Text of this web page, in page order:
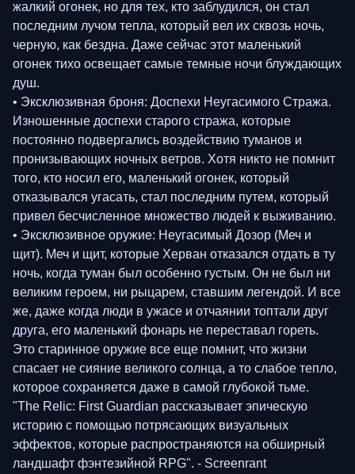
жалкий огонек, но для тех, кто заблудился, он стал
последним лучом тепла, который вел их сквозь ночь,
черную, как бездна. Даже сейчас этот маленький
огонек тихо освещает самые темные ночи блуждающих
душ.
• Эксклюзивная броня: Доспехи Неугасимого Стража.
Изношенные доспехи старого стража, которые
постоянно подвергались воздействию туманов и
пронизывающих ночных ветров. Хотя никто не помнит
того, кто носил его, маленький огонек, который
отказывался угасать, стал последним путем, который
привел бесчисленное множество людей к выживанию.
• Эксклюзивное оружие: Неугасимый Дозор (Меч и
щит). Меч и щит, которые Херван отказался отдать в ту
ночь, когда туман был особенно густым. Он не был ни
великим героем, ни рыцарем, ставшим легендой. И все
же, даже когда люди в ужасе и отчаянии топтали друг
друга, его маленький фонарь не переставал гореть.
Это старинное оружие все еще помнит, что жизни
спасает не сияние великого солнца, а то слабое тепло,
которое сохраняется даже в самой глубокой тьме.
"The Relic: First Guardian рассказывает эпическую
историю с помощью потрясающих визуальных
эффектов, которые распространяются на обширный
ландшафт фэнтезийной RPG". - Screenrant